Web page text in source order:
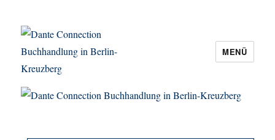
Dante Connection Buchhandlung in
MENÜ